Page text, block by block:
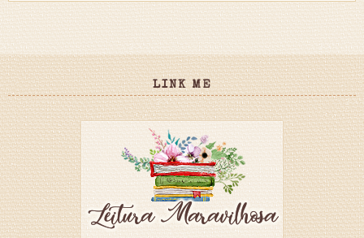
LINK ME